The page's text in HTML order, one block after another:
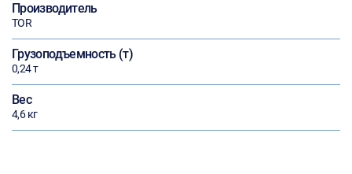
Производитель
TOR
Грузоподъемность (т)
0,24 т
Вес
4,6 кг